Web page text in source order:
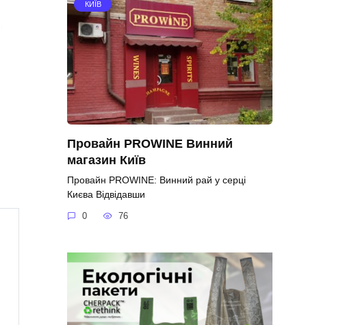
КИЇВ
Провайн PROWINE Винний
магазин Київ
Провайн PROWINE: Винний рай у серці
Києва Відвідавши
0 76